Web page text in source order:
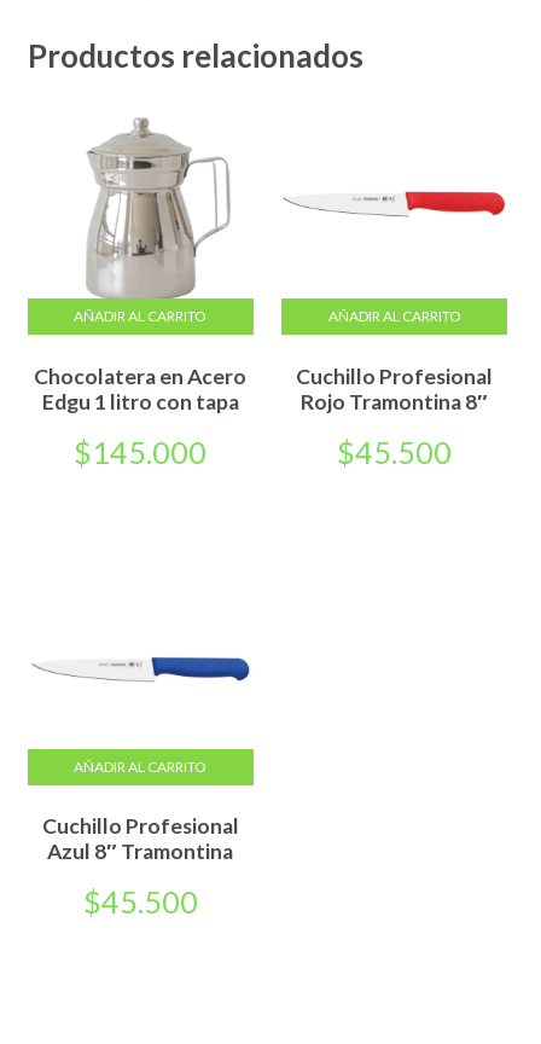
Productos relacionados
Chocolatera en Acero
Edgu 1 litro con tapa
$145.000
AÑADIR AL CARRITO
Cuchillo Profesional
Rojo Tramontina 8″
$45.500
AÑADIR AL CARRITO
Cuchillo Profesional
Azul 8″ Tramontina
$45.500
AÑADIR AL CARRITO